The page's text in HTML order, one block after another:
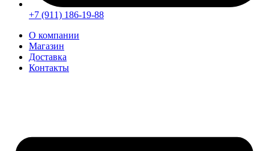
+7 (911) 186-19-88
О компании
Магазин
Доставка
Контакты